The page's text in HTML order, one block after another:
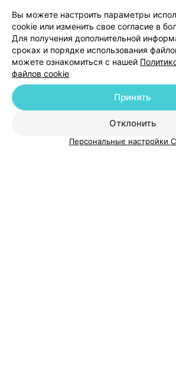
Добавить
Вы можете настроить параметры
cookie или изменить свое согласие в
Для получения дополнительной
сроках и порядке использования
можете ознакомиться с нашей
файлов cookie
Отклонить
Принять
Персональные настройки